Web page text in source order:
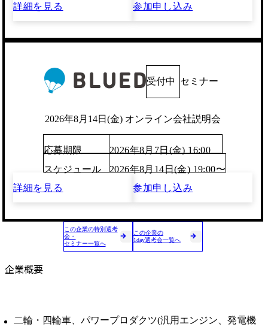
詳細を見る
参加申し込み
受付中 セミナー
2026年8月14日(金) オンライン会社説明会
応募期限
2026年8月7日(金) 16:00
スケジュール
2026年8月14日(金) 19:00〜
詳細を見る
参加申し込み
この企業の特別選考
会・
セミナー一覧へ
この企業の
1day選考会一覧へ
企業概要
二輪・四輪車、パワープロダクツ(汎用エンジン、発電機